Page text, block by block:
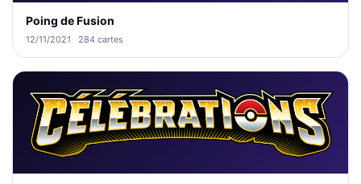
Poing de Fusion
12/11/2021 284 cartes